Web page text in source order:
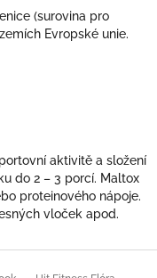
(surovina pro
Evropské unie.
aktivitě a složení
do 2 – 3 porcí. Maltox
proteinového nápoje.
vloček apod.